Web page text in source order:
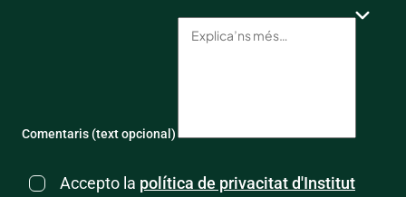
Comentaris (text opcional)
Accepto la política de privacitat d'Institut